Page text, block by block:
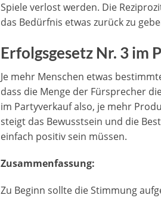
Spiele verlost werden. Die
das Bedürfnis etwas zurück zu
Erfolgsgesetz Nr. 3 im
Je mehr Menschen etwas
dass die Menge der Fürsprecher
im Partyverkauf also, je mehr
steigt das Bewusstsein und die
einfach positiv sein müssen.
Zusammenfassung:
Zu Beginn sollte die Stimmung